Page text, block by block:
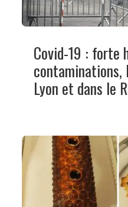
Covid-19 : forte
Lyon et dans le